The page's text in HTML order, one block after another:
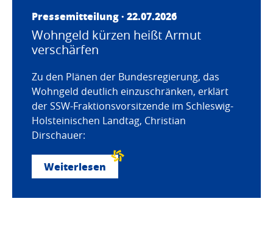
Pressemitteilung · 22.07.2026
Wohngeld kürzen heißt Armut
verschärfen
Zu den Plänen der Bundesregierung, das
Wohngeld deutlich einzuschränken, erklärt
der SSW-Fraktionsvorsitzende im Schleswig-
Holsteinischen Landtag, Christian
Dirschauer:
Weiterlesen